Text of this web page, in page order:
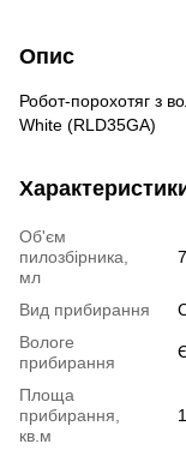
Опис
Робот-порохотяг з
White (RLD35GA)
Об'єм
пилозбірника,
мл
Вид прибирання
Вологе
прибирання
Площа
прибирання,
кв.м